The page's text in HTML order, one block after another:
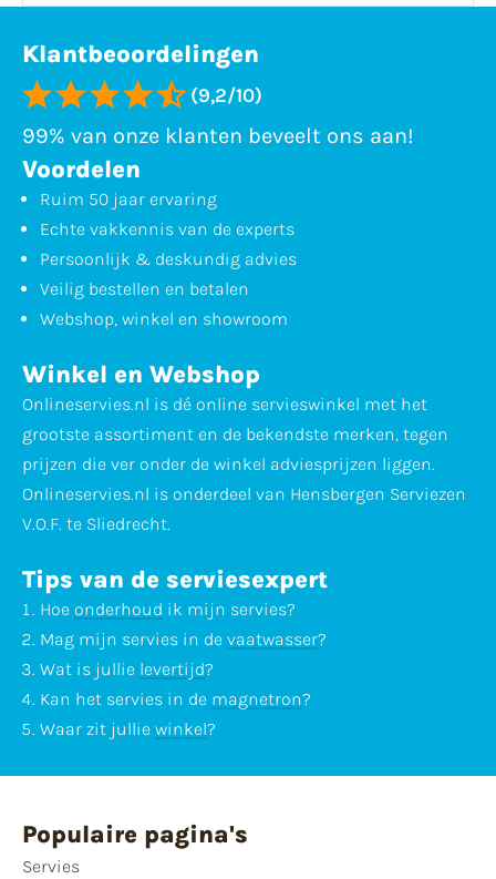
Klantbeoordelingen
(9,2/10)
99% van onze klanten beveelt ons aan!
Voordelen
Ruim 50 jaar ervaring
Echte vakkennis van de experts
Persoonlijk & deskundig advies
Veilig bestellen en betalen
Webshop, winkel en showroom
Winkel en Webshop
Onlineservies.nl is dé online servieswinkel met het
grootste assortiment en de bekendste merken, tegen
prijzen die ver onder de winkel adviesprijzen liggen.
Onlineservies.nl is onderdeel van Hensbergen Serviezen
V.O.F. te Sliedrecht.
Tips van de serviesexpert
Hoe onderhoud ik mijn servies?
Mag mijn servies in de vaatwasser?
Wat is jullie levertijd?
Kan het servies in de magnetron?
Waar zit jullie winkel?
Populaire pagina's
Servies